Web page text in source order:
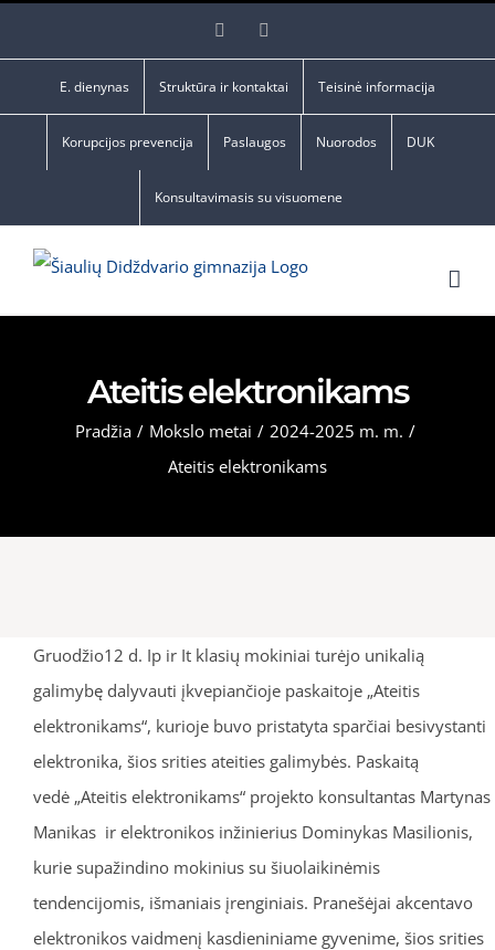
Facebook
E. dienynas Struktūra ir kontaktai Teisinė informacija
Korupcijos prevencija Paslaugos Nuorodos DUK
Konsultavimasis su visuomene
Ateitis elektronikams
Pradžia / Mokslo metai / 2024-2025 m. m. /
Ateitis elektronikams
Gruodžio12 d. Ip ir It klasių mokiniai turėjo unikalią
galimybę dalyvauti įkvepiančioje paskaitoje „Ateitis
elektronikams“, kurioje buvo pristatyta sparčiai besivystanti
elektronika, šios srities ateities galimybės. Paskaitą
vedė „Ateitis elektronikams“ projekto konsultantas Martynas
Manikas ir elektronikos inžinierius Dominykas Masilionis,
kurie supažindino mokinius su šiuolaikinėmis
tendencijomis, išmaniais įrenginiais. Pranešėjai akcentavo
elektronikos vaidmenį kasdieniniame gyvenime, šios srities